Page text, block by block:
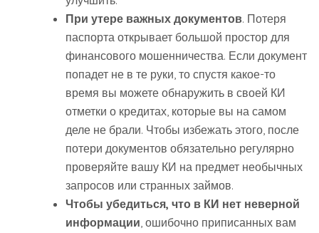
При утере важных документов. Потеря
паспорта открывает большой простор для
финансового мошенничества. Если документ
попадет не в те руки, то спустя какое-то
время вы можете обнаружить в своей КИ
отметки о кредитах, которые вы на самом
деле не брали. Чтобы избежать этого, после
потери документов обязательно регулярно
проверяйте вашу КИ на предмет необычных
запросов или странных займов.
Чтобы убедиться, что в КИ нет неверной
информации, ошибочно приписанных вам